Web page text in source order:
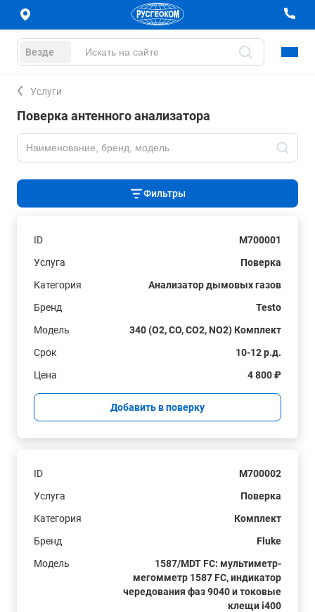
Везде
Услуги
Поверка антенного анализатора
Фильтры
ID
M700001
Услуга
Поверка
Категория
Анализатор дымовых газов
Бренд
Testo
Модель
340 (O2, CO, CO2, NO2) Комплект
Срок
10-12 р.д.
Цена
4 800 ₽
Добавить в поверку
ID
M700002
Услуга
Поверка
Категория
Комплект
Бренд
Fluke
Модель
1587/MDT FC: мультиметр-
мегомметр 1587 FC, индикатор
чередования фаз 9040 и токовые
клещи i400